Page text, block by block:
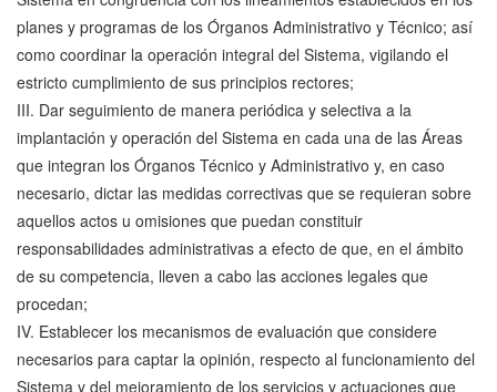
planes y programas de los Órganos Administrativo y Técnico; así
como coordinar la operación integral del Sistema, vigilando el
estricto cumplimiento de sus principios rectores;
III. Dar seguimiento de manera periódica y selectiva a la
implantación y operación del Sistema en cada una de las Áreas
que integran los Órganos Técnico y Administrativo y, en caso
necesario, dictar las medidas correctivas que se requieran sobre
aquellos actos u omisiones que puedan constituir
responsabilidades administrativas a efecto de que, en el ámbito
de su competencia, lleven a cabo las acciones legales que
procedan;
IV. Establecer los mecanismos de evaluación que considere
necesarios para captar la opinión, respecto al funcionamiento del
Sistema y del mejoramiento de los servicios y actuaciones que